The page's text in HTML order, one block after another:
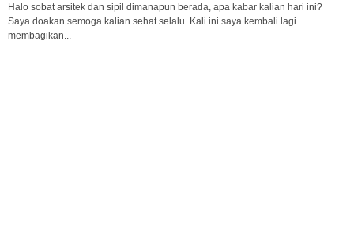
Halo sobat arsitek dan sipil dimanapun berada, apa kabar kalian hari ini?
Saya doakan semoga kalian sehat selalu. Kali ini saya kembali lagi
membagikan...